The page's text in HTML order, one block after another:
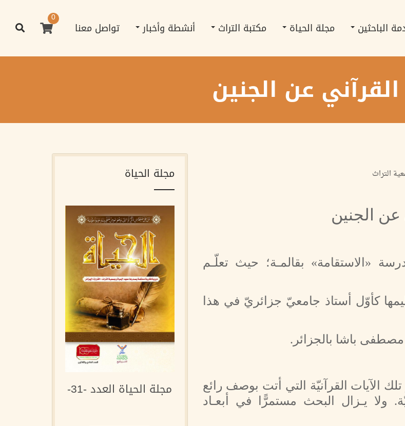
الباحثين مجلة الحياة مكتبة التراث أنشطة وأخبار تواصل معنا
0
عن الجنين
التراث
عن الجنين
«الاستقامة» بقالمـة؛ حيث تعلّـم
كأوّل أستاذ جامعيّ جزائريّ في هذا
باشا بالجزائر.
الآيات القرآنيّة التي أتت بوصف رائع
ولا يـزال البحث مستمرًّا في أبعـاد
مجلة الحياة
مجلة الحياة العدد -31-